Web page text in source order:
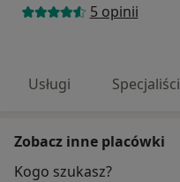
5 opinii
Usługi Specjaliści
Zobacz inne placówki
Kogo szukasz?